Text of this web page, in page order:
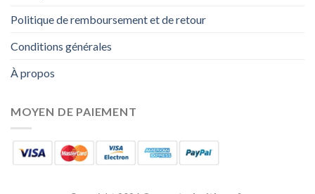
Politique de remboursement et de retour
Conditions générales
À propos
MOYEN DE PAIEMENT